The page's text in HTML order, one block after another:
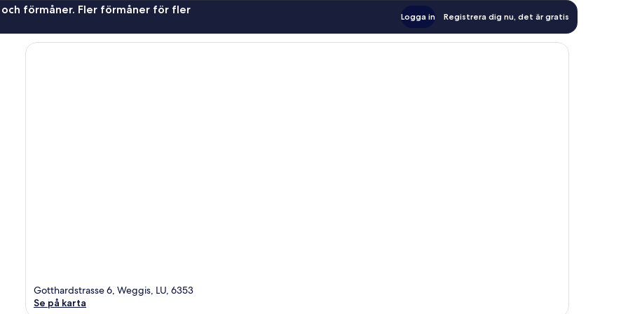
förmåner. Fler förmåner för fler
Logga in Registrera dig nu, det är gratis
Gotthardstrasse 6, Weggis, LU, 6353
Se på karta